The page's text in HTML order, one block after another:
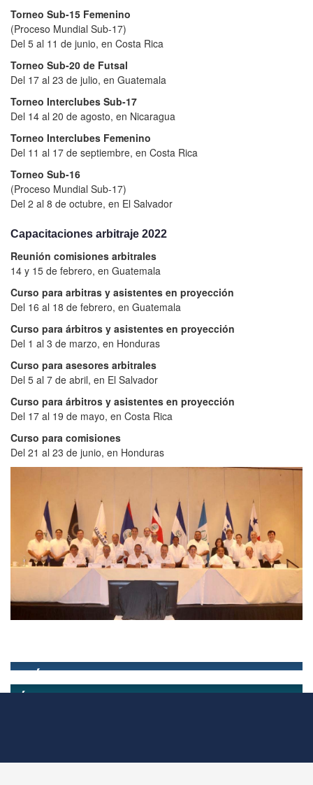
Torneo Sub-15 Femenino
(Proceso Mundial Sub-17)
Del 5 al 11 de junio, en Costa Rica
Torneo Sub-20 de Futsal
Del 17 al 23 de julio, en Guatemala
Torneo Interclubes Sub-17
Del 14 al 20 de agosto, en Nicaragua
Torneo Interclubes Femenino
Del 11 al 17 de septiembre, en Costa Rica
Torneo Sub-16
(Proceso Mundial Sub-17)
Del 2 al 8 de octubre, en El Salvador
Capacitaciones arbitraje 2022
Reunión comisiones arbitrales
14 y 15 de febrero, en Guatemala
Curso para arbitras y asistentes en proyección
Del 16 al 18 de febrero, en Guatemala
Curso para árbitros y asistentes en proyección
Del 1 al 3 de marzo, en Honduras
Curso para asesores arbitrales
Del 5 al 7 de abril, en El Salvador
Curso para árbitros y asistentes en proyección
Del 17 al 19 de mayo, en Costa Rica
Curso para comisiones
Del 21 al 23 de junio, en Honduras